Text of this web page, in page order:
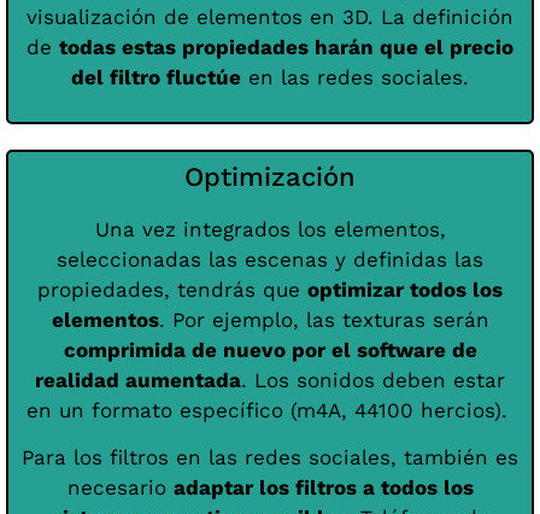
visualización de elementos en 3D. La definición
de todas estas propiedades harán que el precio
del filtro fluctúe en las redes sociales.
Optimización
Una vez integrados los elementos,
seleccionadas las escenas y definidas las
propiedades, tendrás que optimizar todos los
elementos. Por ejemplo, las texturas serán
comprimida de nuevo por el software de
realidad aumentada. Los sonidos deben estar
en un formato específico (m4A, 44100 hercios).
Para los filtros en las redes sociales, también es
necesario adaptar los filtros a todos los